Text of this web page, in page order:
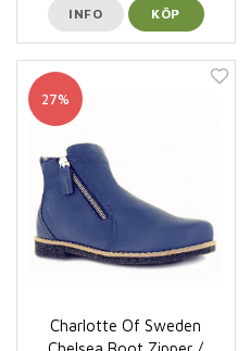
INFO KÖP
27%
Charlotte Of Sweden